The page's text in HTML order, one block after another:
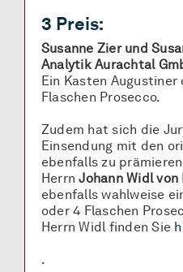
3 Preis:
Susanne Zier und
Analytik Aurachtal
Ein Kasten Augustiner
Flaschen Prosecco.
Zudem hat sich die
Einsendung mit den
ebenfalls zu
HerrnJohann Widl von
ebenfalls wahlweise
oder 4 Flaschen
Herrn Widl finden Sie
.